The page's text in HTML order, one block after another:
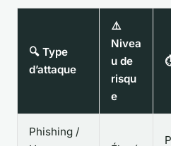
🔍 Type
d’attaque
⚠️
Nivea
u de
risqu
e
Phishing /